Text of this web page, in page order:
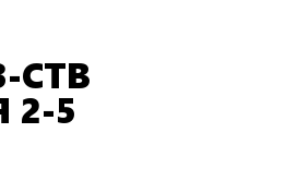
СТВ
2-5